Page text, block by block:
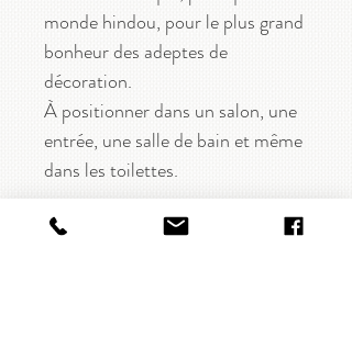
monde hindou, pour le plus grand
bonheur des adeptes de
décoration.
À positionner dans un salon, une
entrée, une salle de bain et même
dans les toilettes.
CARACTÉRISTIQUES